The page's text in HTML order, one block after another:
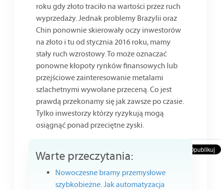
roku gdy złoto traciło na wartości przez ruch
wyprzedaży. Jednak problemy Brazylii oraz
Chin ponownie skierowały oczy inwestorów
na złoto i tu od stycznia 2016 roku, mamy
stały ruch wzrostowy. To może oznaczać
ponowne kłopoty rynków finansowych lub
przejściowe zainteresowanie metalami
szlachetnymi wywołane przeceną. Co jest
prawdą przekonamy się jak zawsze po czasie.
Tylko inwestorzy którzy ryzykują mogą
osiągnąć ponad przeciętne zyski.
Warte przeczytania:
Nowoczesne bramy przemysłowe
szybkobieżne. Jak automatyzacja